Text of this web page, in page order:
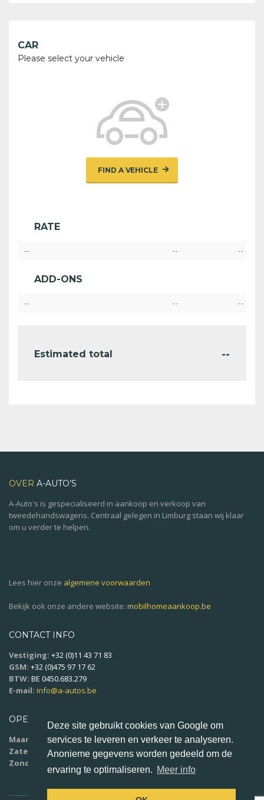
CAR
Please select your vehicle
FIND A VEHICLE
RATE
-- -- --
ADD-ONS
-- -- --
Estimated total --
OVER A-AUTO’S
A-Auto's is gespecialiseerd in aankoop en verkoop van
tweedehandswagens. Centraal gelegen in Limburg staan wij klaar
om u verder te helpen.
Lees hier onze algemene voorwaarden
Bekijk ook onze andere website: mobilhomeaankoop.be
CONTACT INFO
Vestiging: +32 (0)11 43 71 83
GSM: +32 (0)475 97 17 62
BTW: BE 0450.683.279
E-mail: info@a-autos.be
OPENINGSUREN
Maandag - vrijdag: 9u00 - 18u00
Zaterdag:10u00 - 16u00
Zondag:
Deze site gebruikt cookies van Google om
services te leveren en verkeer te analyseren.
Anonieme gegevens worden gedeeld om de
ervaring te optimaliseren. Meer info